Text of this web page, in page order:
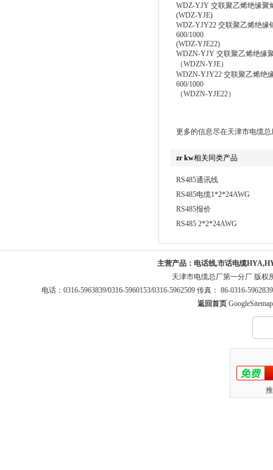
WDZ-YJY 交联聚乙烯绝缘聚
(WDZ-YJE)
WDZ-YJY22 交联聚乙烯绝缘
600/1000
(WDZ-YJE22)
WDZN-YJY 交联聚乙烯绝缘
（WDZN-YJE）
WDZN-YJY22 交联聚乙烯绝
600/1000
（WDZN-YJE22）
更多的信息尽在天津市电缆
zr kw相关同类产品
RS485通讯线
RS485电缆1*2*24AWG
RS485报价
RS485 2*2*24AWG
主营产品： 电话线,市话电缆
天津市电缆总厂第一分厂 版权
电话：0316-5963839/0316-5960153/0316-5962509 传真： 86-0316-
返回首页 GoogleSitemap